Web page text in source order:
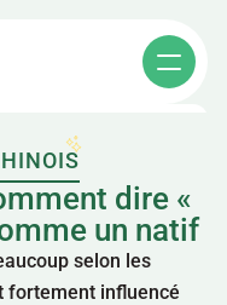
dire «
un natif
selon les
fortement influencé